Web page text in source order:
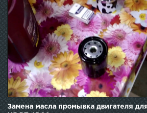
Замена масла промывка двигателя